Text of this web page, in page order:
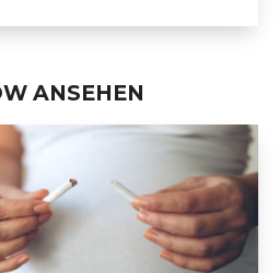
ANSEHEN